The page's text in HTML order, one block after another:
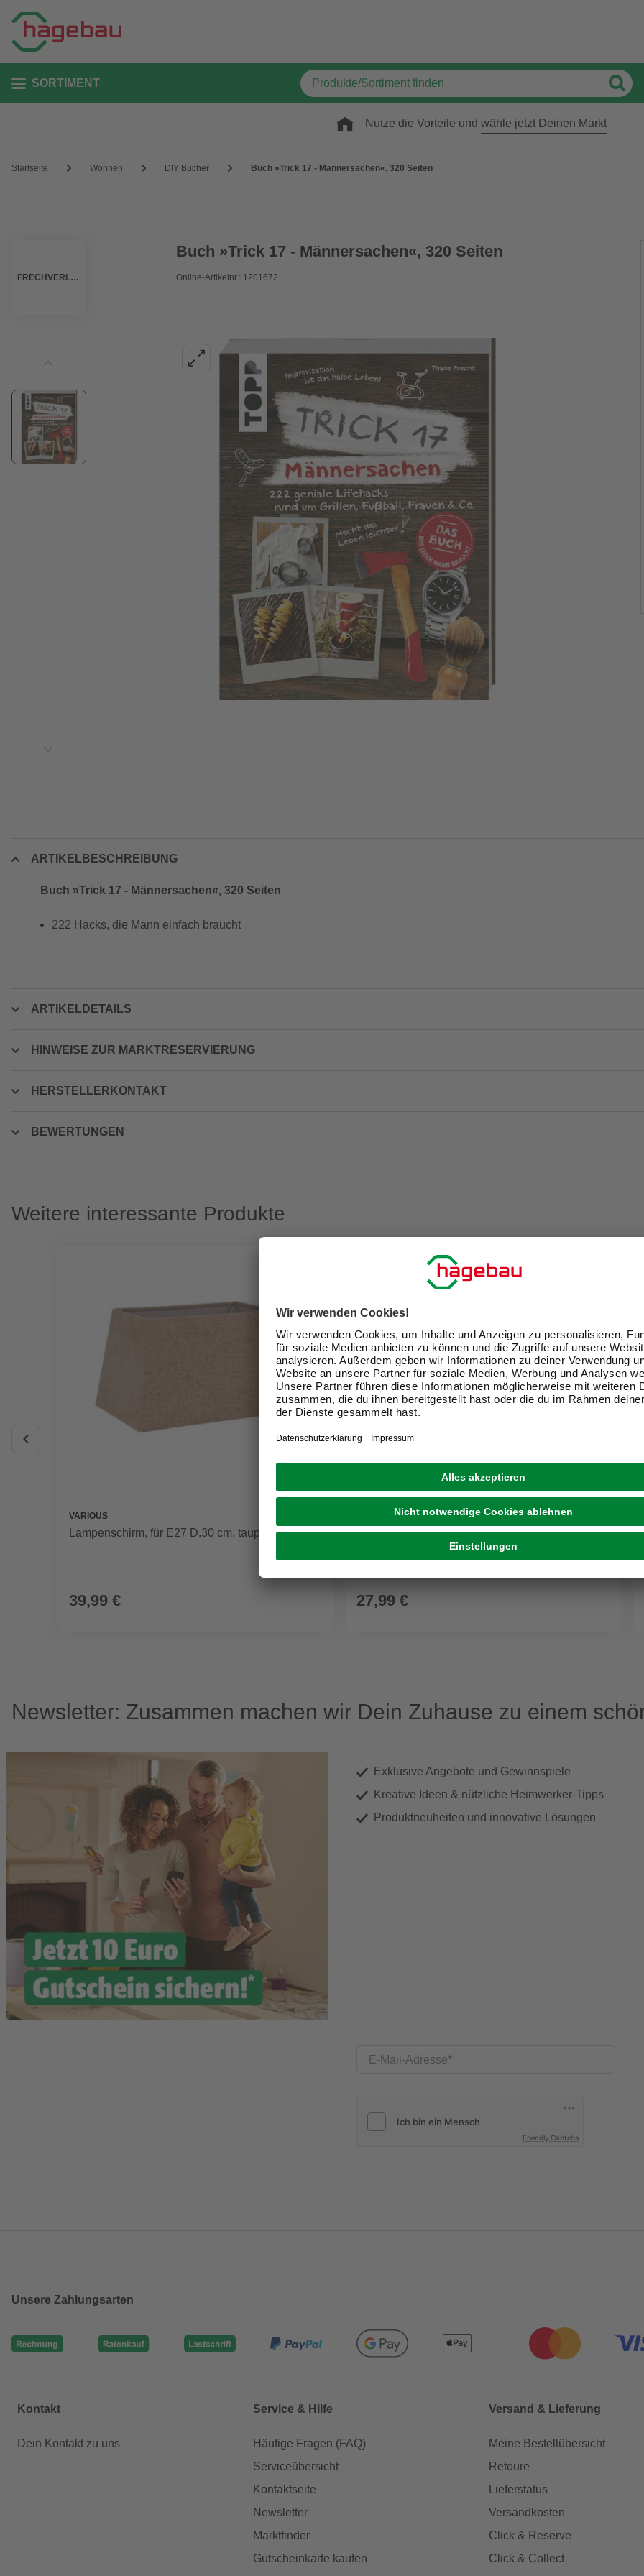
SORTIMENT
Nutze die Vorteile und wähle jetzt Deinen Markt
Startseite Wohnen DIY Bücher Buch »Trick 17 - Männersachen«, 320 Seiten
FRECHVERLAG
Buch »Trick 17 - Männersachen«, 320 Seiten
Online-Artikelnr.: 1201672
ARTIKELBESCHREIBUNG
Buch »Trick 17 - Männersachen«, 320 Seiten
222 Hacks, die Mann einfach braucht
ARTIKELDETAILS
HINWEISE ZUR MARKTRESERVIERUNG
HERSTELLERKONTAKT
BEWERTUNGEN
Weitere interessante Produkte
VARIOUS
Lampenschirm, für E27 D.30 cm, taupe
39,99 €
LED-Lichterkette »LED Micro«, 360 Lichter,
27,99 €
Newsletter: Zusammen machen wir Dein Zuhause zu einem
Exklusive Angebote und Gewinnspiele
Kreative Ideen & nützliche Heimwerker-Tipps
Produktneuheiten und innovative Lösungen
E-Mail-Adresse
Friendly Captcha
Unsere Zahlungsarten
Kontakt
Dein Kontakt zu uns
Service & Hilfe
Häufige Fragen (FAQ)
Serviceübersicht
Kontaktseite
Newsletter
Marktfinder
Gutscheinkarte kaufen
Versand & Lieferung
Meine Bestellübersicht
Retoure
Lieferstatus
Versandkosten
Click & Reserve
Click & Collect